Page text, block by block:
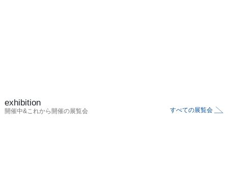
exhibition
開催中&これから開催の展覧会 すべての展覧会